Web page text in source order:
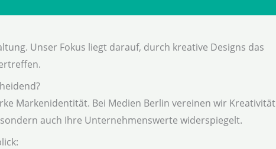
Unser Fokus liegt darauf, durch kreative Designs das
Markenidentität. Bei Medien Berlin vereinen wir Kreativität
auch Ihre Unternehmenswerte widerspiegelt.